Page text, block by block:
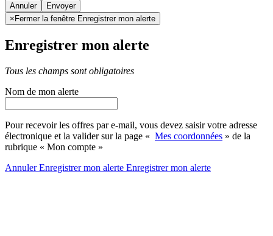
Annuler
× Fermer la fenêtre Enregistrer mon alerte
Enregistrer mon alerte
Tous les champs sont obligatoires
Nom de mon alerte
Pour recevoir les offres par e-mail, vous devez saisir votre adresse
électronique et la valider sur la page « Mes coordonnées » de la
rubrique « Mon compte »
AnnulerEnregistrer mon alerte Enregistrermon alerte